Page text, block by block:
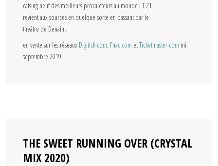
catsing neuf des meilleurs producteurs au monde ! T 21
revient aux sources en quelque sorte en passant par le
théâtre de Denain .
en vente sur les réseaux Digitick.com, Fnac.com etTicketmaster.com mi
septembre 2019
THE SWEET RUNNING OVER (CRYSTAL
MIX 2020)